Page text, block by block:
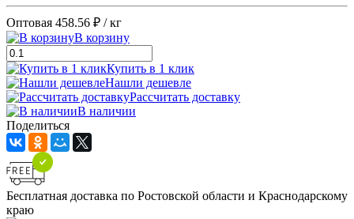
Оптовая 458.56 ₽ / кг
В корзину
Купить в 1 клик
Нашли дешевле
Рассчитать доставку
В наличии
Поделиться
Бесплатная доставка по Ростовской области и Краснодарскому
краю